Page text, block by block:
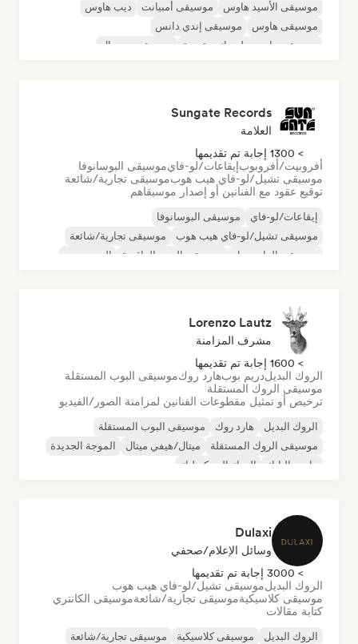
موسيقى الأسيد هاوس موسيقى أمبيانت
ديب هاوس
موسيقى هاوس
موسيقى إندي دانس
موسيقى هاوس ملوديك وتقدمية
موسيقى مينيمال
Sungate Records
العلامة
> 1300 إجابة تم تقديمها
أفروبيت/أفروبوبإيقاعات/لو-فايموسيقى البوسانوفا
موسيقى تشيل/لو-فاي هيب هوبموسيقى تجارية/شائعة
توقيع عقود مع الفنانين أو إصدار موسيقاهم
إيقاعات/لو-فاي
موسيقى البوسانوفا
موسيقى تشيل/لو-فاي هيب هوب
موسيقى تجارية/شائعة
موسيقى الدانسهول
موسيقى البوب الراقصة
الهيب هوب
Lorenzo Lautz
مشرف المزامنة
> 1600 إجابة تم تقديمها
الروك البديلدريم بوبهارد روكموسيقى البوب المستقلة
موسيقى الروك المستقلة
ترخيص أو تمثيل مقطوعات الفنانين لمزامنة الصور/الفيديو
الروك البديل هارد روك
موسيقى البوب المستقلة
موسيقى الروك المستقلة
ميتال/هيفي ميتال
الموجة الجديدة
ما بعد البانك
الروك السيكديليك
Dulaxi
وسائل الإعلام/صحفي
> 3000 إجابة تم تقديمها
الروك البديلموسيقى تشيل/لو-فاي هيب هوب
موسيقى كلاسيكيةموسيقى تجارية/شائعةموسيقى الكانتري
كتابة مقالات
الروك البديل موسيقى كلاسيكية
موسيقى تجارية/شائعة